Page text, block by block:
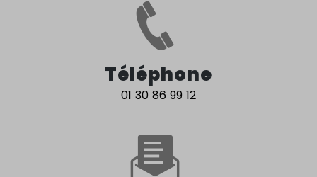
Téléphone
01 30 86 99 12